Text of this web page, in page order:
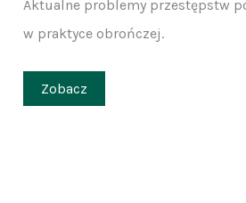
Aktualne problemy przestępstw
w praktyce obrończej.
Zobacz